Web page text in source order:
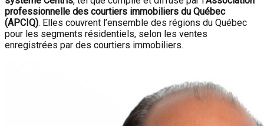
professionnelle des courtiers immobiliers du Québec
(APCIQ). Elles couvrent l’ensemble des régions du Québec
pour les segments résidentiels, selon les ventes
enregistrées par des courtiers immobiliers.